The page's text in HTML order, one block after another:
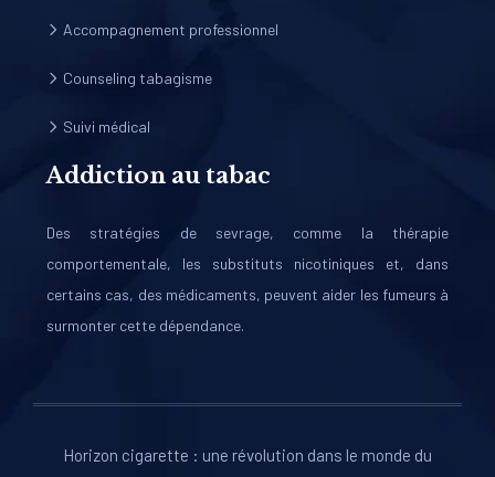
Accompagnement professionnel
Counseling tabagisme
Suivi médical
Addiction au tabac
Des stratégies de sevrage, comme la thérapie
comportementale, les substituts nicotiniques et, dans
certains cas, des médicaments, peuvent aider les fumeurs à
surmonter cette dépendance.
Horizon cigarette : une révolution dans le monde du